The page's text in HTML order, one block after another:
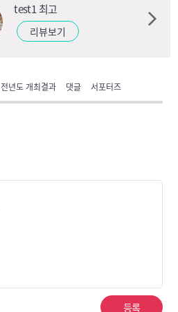
test1 최고
리뷰보기
test
전년도 개최결과 댓글 서포터즈
등록